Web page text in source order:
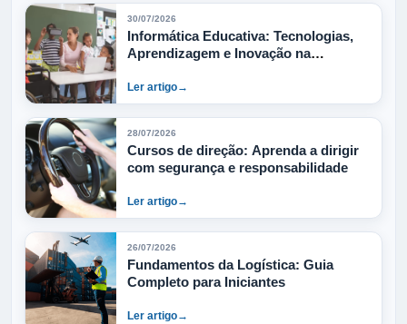
30/07/2026
Informática Educativa: Tecnologias,
Aprendizagem e Inovação na
Ler artigo→
28/07/2026
Cursos de direção: Aprenda a dirigir
com segurança e responsabilidade
Ler artigo→
26/07/2026
Fundamentos da Logística: Guia
Completo para Iniciantes
Ler artigo→